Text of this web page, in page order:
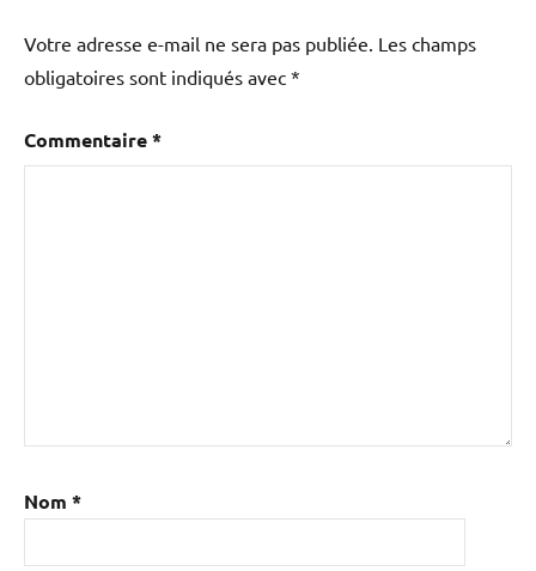
Votre adresse e-mail ne sera pas publiée. Les champs
obligatoires sont indiqués avec *
Commentaire*
Nom *